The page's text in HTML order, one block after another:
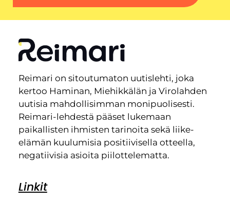
Reimari on sitoutumaton uutislehti, joka
kertoo Haminan, Miehikkälän ja Virolahden
uutisia mahdollisimman monipuolisesti.
Reimari-lehdestä pääset lukemaan
paikallisten ihmisten tarinoita sekä liike-
elämän kuulumisia positiivisella otteella,
negatiivisia asioita piilottelematta.
Linkit